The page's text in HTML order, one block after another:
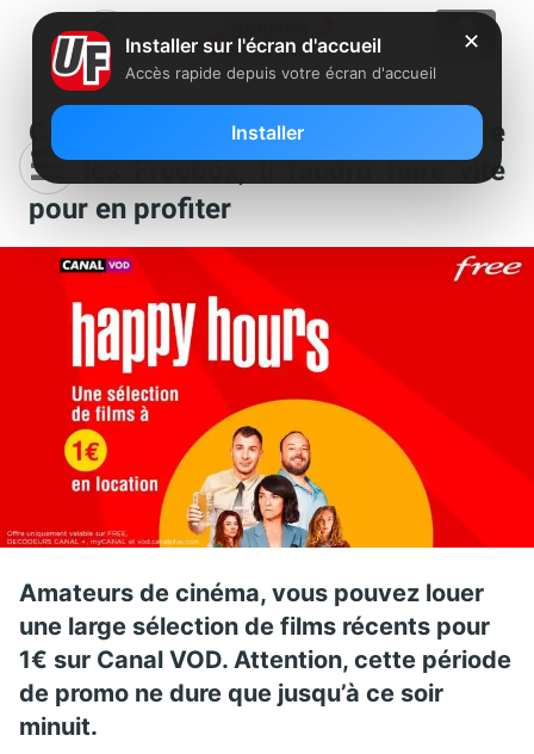
Canal+ lance une opération spéciale
sur les Freebox, il faudra faire vite
pour en profiter
Amateurs de cinéma, vous pouvez louer
une large sélection de films récents pour
1€ sur Canal VOD. Attention, cette période
de promo ne dure que jusqu’à ce soir
minuit.
✕
Installer sur l'écran d'accueil
Accès rapide depuis votre écran d'accueil
Installer